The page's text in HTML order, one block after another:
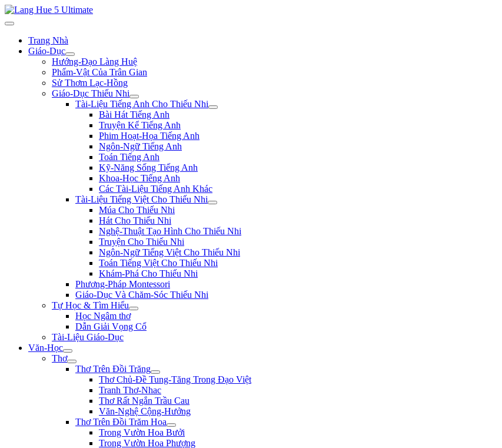
Trang Nhà
Giáo-Dục
Hướng-Đạo Làng Huệ
Phẩm-Vật Của Trân Gian
Sử Thơm Lạc-Hồng
Giáo-Dục Thiếu Nhi
Tài-Liệu Tiếng Anh Cho Thiếu Nhi
Bài Hát Tiếng Anh
Truyện Kể Tiếng Anh
Phim Hoạt-Họa Tiếng Anh
Ngôn-Ngữ Tiếng Anh
Toán Tiếng Anh
Kỹ-Năng Sống Tiếng Anh
Khoa-Học Tiếng Anh
Các Tài-Liệu Tiếng Anh Khác
Tài-Liệu Tiếng Việt Cho Thiếu Nhi
Múa Cho Thiếu Nhi
Hát Cho Thiếu Nhi
Nghệ-Thuật Tạo Hình Cho Thiếu Nhi
Truyện Cho Thiếu Nhi
Ngôn-Ngữ Tiếng Việt Cho Thiếu Nhi
Toán Tiếng Việt Cho Thiếu Nhi
Khám-Phá Cho Thiếu Nhi
Phương-Pháp Montessori
Giáo-Dục Và Chăm-Sóc Thiếu Nhi
Tự Học & Tìm Hiểu
Học Ngâm thơ
Dẫn Giải Vọng Cổ
Tài-Liệu Giáo-Dục
Văn-Học
Thơ
Thơ Trên Đồi Trăng
Thơ Chủ-Đề Tung-Tăng Trong Đạo Việt
Tranh Thơ-Nhac
Thơ Rất Ngắn Trầu Cau
Văn-Nghệ Cộng-Hưởng
Thơ Trên Đồi Trăm Hoa
Trong Vườn Hoa Bưởi
Trong Vườn Hoa Phượng